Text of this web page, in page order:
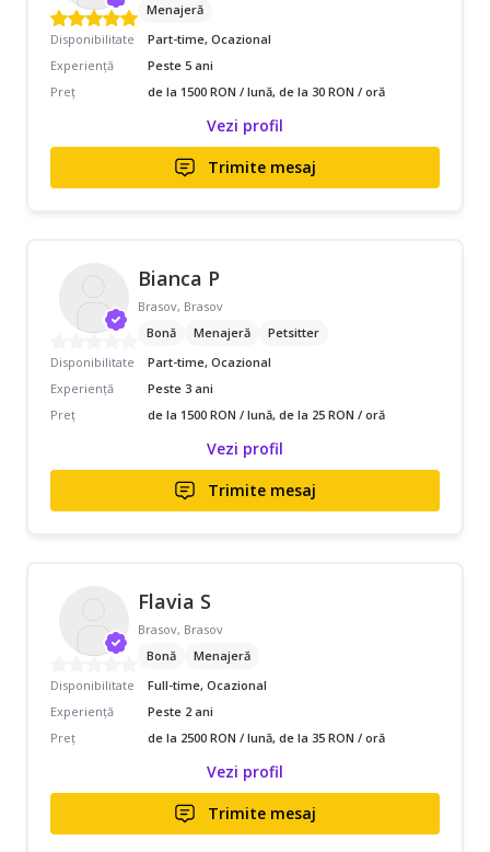
Menajeră
Disponibilitate
Part-time, Ocazional
Experiență
Peste 5 ani
Preț
de la 1500 RON / lună, de la 30 RON / oră
Vezi profil
Trimite mesaj
Bianca P
Brasov, Brasov
Bonă
Menajeră
Petsitter
Disponibilitate
Part-time, Ocazional
Experiență
Peste 3 ani
Preț
de la 1500 RON / lună, de la 25 RON / oră
Vezi profil
Trimite mesaj
Flavia S
Brasov, Brasov
Bonă
Menajeră
Disponibilitate
Full-time, Ocazional
Experiență
Peste 2 ani
Preț
de la 2500 RON / lună, de la 35 RON / oră
Vezi profil
Trimite mesaj